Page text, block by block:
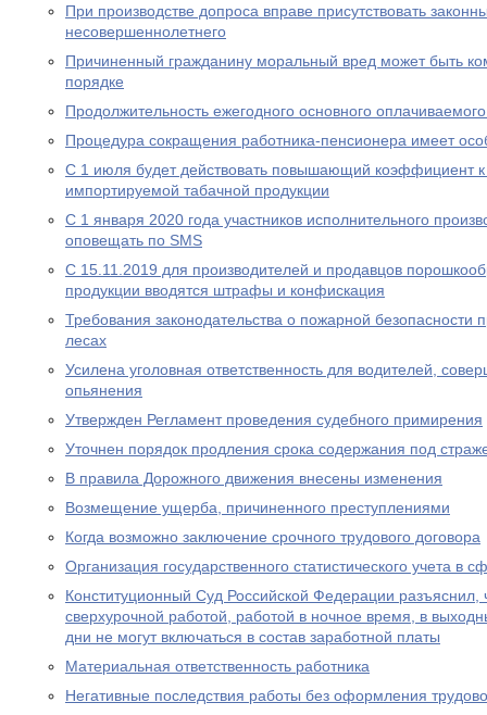
При производстве допроса вправе присутствовать
несовершеннолетнего
Причиненный гражданину моральный вред может быть
порядке
Продолжительность ежегодного основного оплачиваемого
Процедура сокращения работника-пенсионера имеет
С 1 июля будет действовать повышающий коэффициент
импортируемой табачной продукции
С 1 января 2020 года участников исполнительного
оповещать по SMS
С 15.11.2019 для производителей и продавцов
продукции вводятся штрафы и конфискация
Требования законодательства о пожарной безопасности
лесах
Усилена уголовная ответственность для водителей,
опьянения
Утвержден Регламент проведения судебного примирения
Уточнен порядок продления срока содержания под
В правила Дорожного движения внесены изменения
Возмещение ущерба, причиненного преступлениями
Когда возможно заключение срочного трудового договора
Организация государственного статистического учета в
Конституционный Суд Российской Федерации разъяснил,
сверхурочной работой, работой в ночное время, в
дни не могут включаться в состав заработной платы
Материальная ответственность работника
Негативные последствия работы без оформления